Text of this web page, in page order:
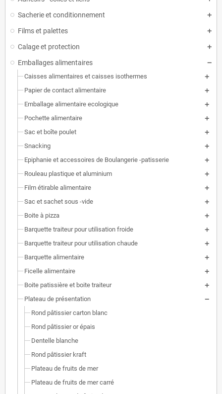
Sacherie et conditionnement
Films et palettes
Calage et protection
Emballages alimentaires
Caisses alimentaires et caisses isothermes
Papier de contact alimentaire
Emballage alimentaire ecologique
Pochette alimentaire
Sac et boîte poulet
Snacking
Epiphanie et accessoires de Boulangerie -patisserie
Rouleau plastique et aluminium
Film étirable alimentaire
Sac et sachet sous -vide
Boite à pizza
Barquette traiteur pour utilisation froide
Barquette traiteur pour utilisation chaude
Barquette alimentaire
Ficelle alimentaire
Boite patissière et boite traiteur
Plateau de présentation
Rond pâtissier carton blanc
Rond pâtissier or épais
Dentelle blanche
Rond pâtissier kraft
Plateau de fruits de mer
Plateau de fruits de mer carré